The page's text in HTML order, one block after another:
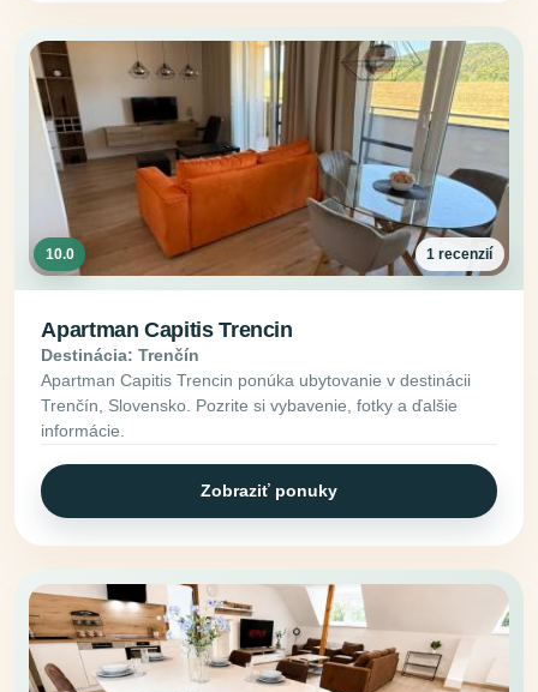
10.0 1 recenzií
Apartman Capitis Trencin
Destinácia: Trenčín
Apartman Capitis Trencin ponúka ubytovanie v destinácii
Trenčín, Slovensko. Pozrite si vybavenie, fotky a ďalšie
informácie.
Zobraziť ponuky